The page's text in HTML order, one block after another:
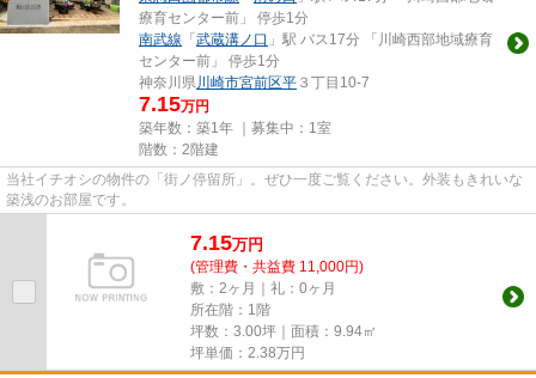
療育センター前」 停歩1分
南武線 「 武蔵溝ノ口 」駅 バス17分 「川崎西部地域療育
センター前」 停歩1分
神奈川県川崎市宮前区平 ３丁目10-7
7.15万円
築年数：築1年 ｜募集中： 1室
階数：2階建
当社イチオシの物件の「街ノ停留所」。ぜひ一度ご覧ください。外装もきれいな
築浅のお部屋です。
7.15万円
(管理費・共益費 11,000円)
敷：2ヶ月｜礼：0ヶ月
所在階：1階
坪数：3.00坪｜面積：9.94㎡
坪単価： 2.38万円